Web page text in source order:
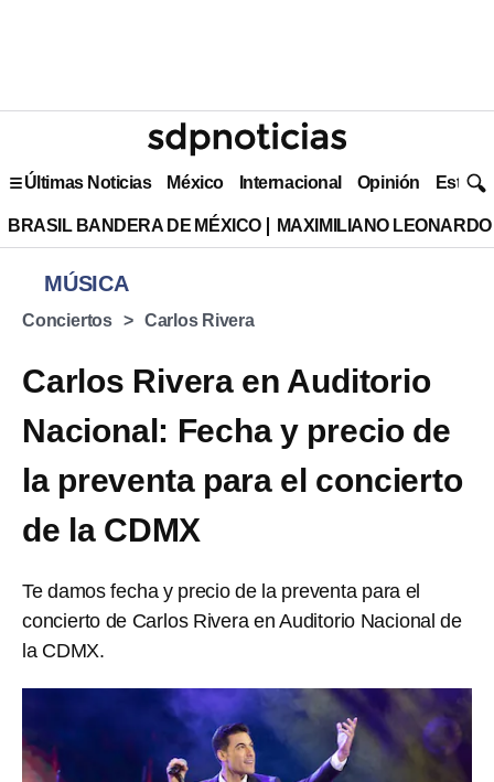
Últimas Noticias México Internacional Opinión Estilo
BRASIL BANDERA DE MÉXICO MAXIMILIANO
MÚSICA
Conciertos Carlos Rivera
Carlos Rivera en Auditorio
Nacional: Fecha y precio de
la preventa para el concierto
de la CDMX
Te damos fecha y precio de la preventa para el
concierto de Carlos Rivera en Auditorio Nacional de
la CDMX.